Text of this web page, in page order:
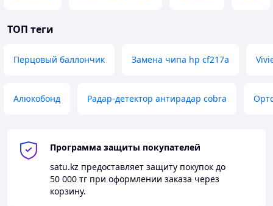
ТОП теги
Перцовый баллончик Замена чипа hp cf217a
Алюкобонд Радар-детектор антирадар cobra
Программа защиты покупателей
satu.kz предоставляет защиту покупок до
50 000 тг при оформлении заказа через
корзину.